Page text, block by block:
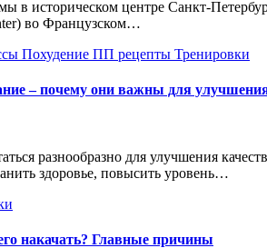
в историческом центре Санкт-
во Французском…
Похудение ПП рецепты Тренировки
– почему они важны для
разнообразно для улучшения
здоровье, повысить уровень…
накачать? Главные причины